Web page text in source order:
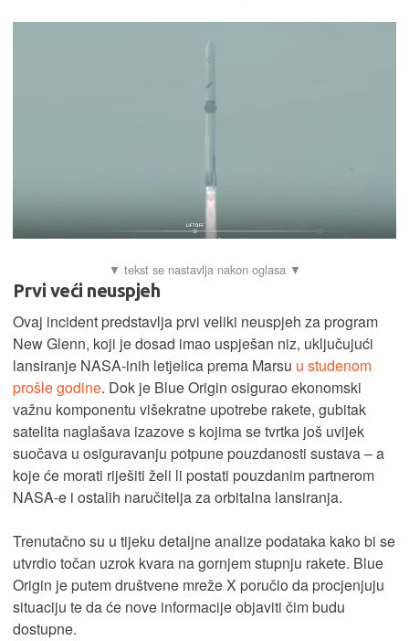
Prvi veći neuspjeh
Ovaj incident predstavlja prvi veliki neuspjeh za program
New Glenn, koji je dosad imao uspješan niz, uključujući
lansiranje NASA-inih letjelica prema Marsu u studenom
prošle godine. Dok je Blue Origin osigurao ekonomski
važnu komponentu višekratne upotrebe rakete, gubitak
satelita naglašava izazove s kojima se tvrtka još uvijek
suočava u osiguravanju potpune pouzdanosti sustava – a
koje će morati riješiti želi li postati pouzdanim partnerom
NASA-e i ostalih naručitelja za orbitalna lansiranja.
Trenutačno su u tijeku detaljne analize podataka kako bi se
utvrdio točan uzrok kvara na gornjem stupnju rakete. Blue
Origin je putem društvene mreže X poručio da procjenjuju
situaciju te da će nove informacije objaviti čim budu
dostupne.